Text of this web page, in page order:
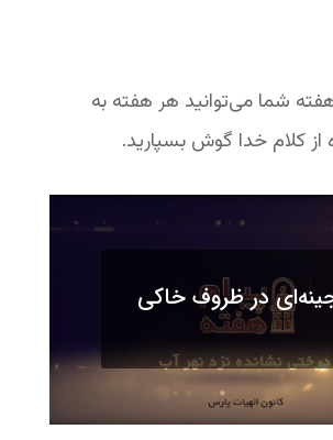
شما می‌توانید هر هفته به
از کلام خدا گوش بسپارید.
در ظروف خاکی